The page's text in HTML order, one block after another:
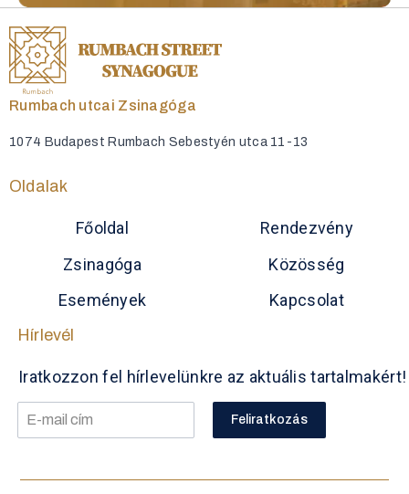
Rumbach utcai Zsinagóga
1074 Budapest Rumbach Sebestyén utca 11-13
Oldalak
Főoldal
Zsinagóga
Események
Rendezvény
Közösség
Kapcsolat
Hírlevél
Iratkozzon fel hírlevelünkre az aktuális tartalmakért!
Feliratkozás